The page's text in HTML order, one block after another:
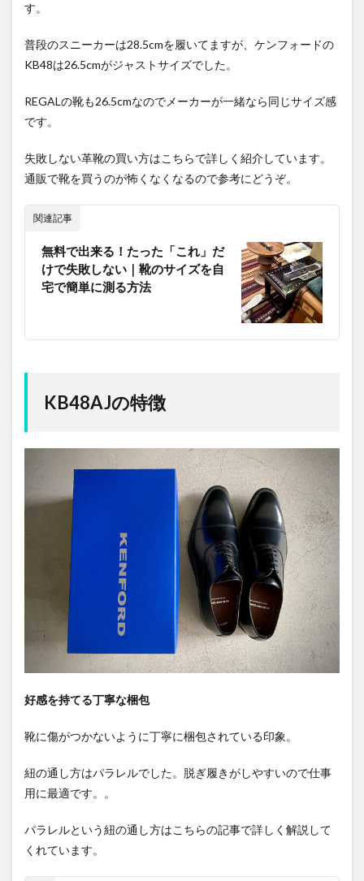
す。
普段のスニーカーは28.5cmを履いてますが、ケンフォードの
KB48は26.5cmがジャストサイズでした。
REGALの靴も26.5cmなのでメーカーが一緒なら同じサイズ感
です。
失敗しない革靴の買い方はこちらで詳しく紹介しています。
通販で靴を買うのが怖くなくなるので参考にどうぞ。
関連記事
無料で出来る！たった「これ」だ
けで失敗しない｜靴のサイズを自
宅で簡単に測る方法
KB48AJの特徴
好感を持てる丁寧な梱包
靴に傷がつかないように丁寧に梱包されている印象。
紐の通し方はパラレルでした。脱ぎ履きがしやすいので仕事
用に最適です。。
パラレルという紐の通し方はこちらの記事で詳しく解説して
くれています。